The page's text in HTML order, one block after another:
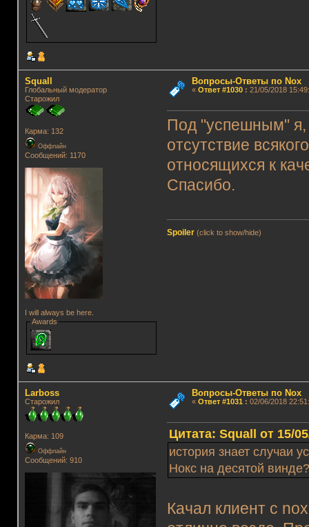
Squall
Глобальный модератор
Старожил
Карма: 132
Оффлайн
Сообщений: 1170
I will always be here.
Awards
Вопросы-Ответы по Nox
« Ответ #1030: 21/05/2018
Под "успешным" я,
отсутствие
относящихся к
Спасибо.
Spoiler (click to show/hide)
Lаrboss
Старожил
Карма: 109
Оффлайн
Сообщений: 910
Вопросы-Ответы по Nox
« Ответ #1031 : 02/06/2018
Цитата: Squall от 15/
история знает случаи
Нокс на десятой
Качал клиент с